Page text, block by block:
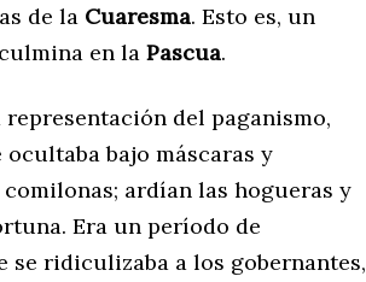
de la Cuaresma. Esto es, un
en la Pascua.
del paganismo,
bajo máscaras y
ardían las hogueras y
Era un período de
ridiculizaba a los gobernantes,